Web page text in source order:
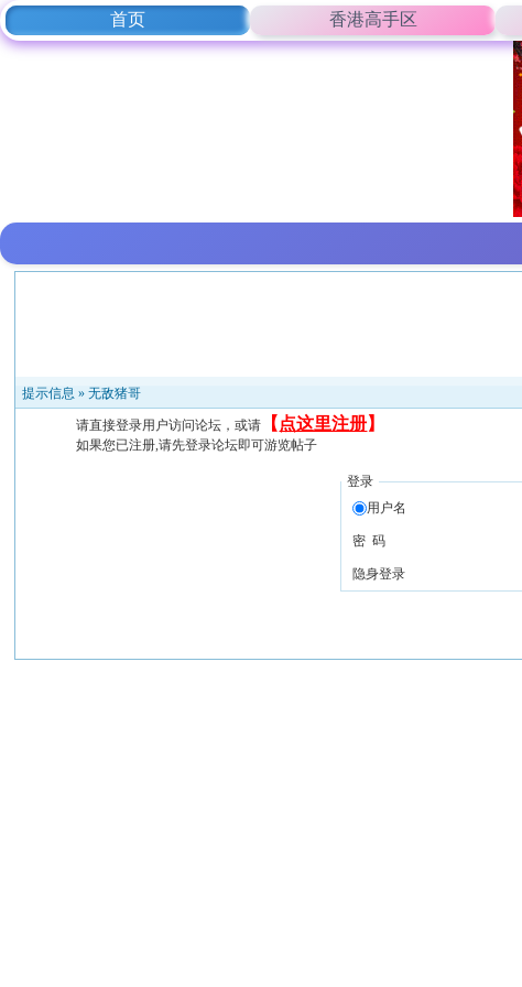
首页 香港高手区
提示信息 »无敌猪哥
请直接登录用户访问论坛，或请 【 点这里注册】
如果您已注册,请先登录论坛即可游览帖子
登录
用户名
密 码
隐身登录